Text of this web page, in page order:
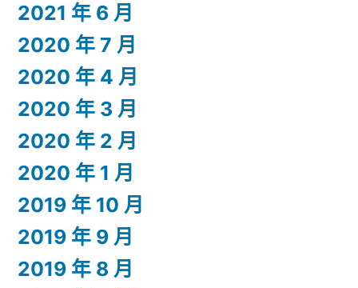
2021 年 6 月
2020 年 7 月
2020 年 4 月
2020 年 3 月
2020 年 2 月
2020 年 1 月
2019 年 10 月
2019 年 9 月
2019 年 8 月